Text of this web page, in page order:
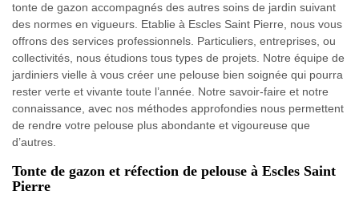
tonte de gazon accompagnés des autres soins de jardin suivant
des normes en vigueurs. Etablie à Escles Saint Pierre, nous vous
offrons des services professionnels. Particuliers, entreprises, ou
collectivités, nous étudions tous types de projets. Notre équipe de
jardiniers vielle à vous créer une pelouse bien soignée qui pourra
rester verte et vivante toute l’année. Notre savoir-faire et notre
connaissance, avec nos méthodes approfondies nous permettent
de rendre votre pelouse plus abondante et vigoureuse que
d’autres.
Tonte de gazon et réfection de pelouse à Escles Saint
Pierre